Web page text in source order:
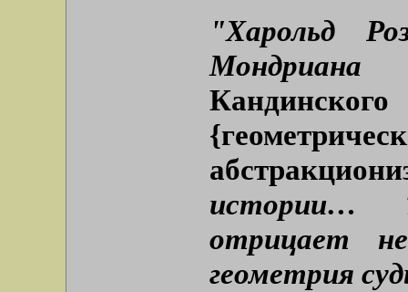
"Харольд
Мондриана
истории…
отрицает
геометрия